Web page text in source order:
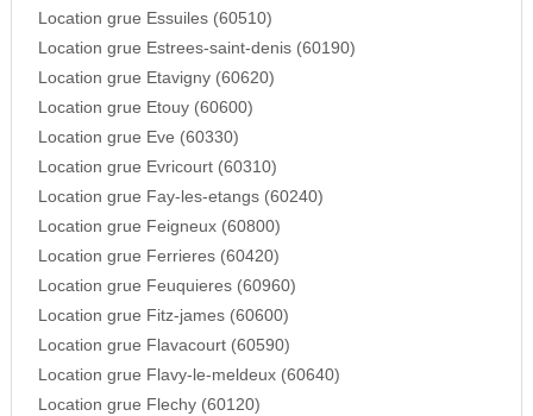
Location grue Essuiles (60510)
Location grue Estrees-saint-denis (60190)
Location grue Etavigny (60620)
Location grue Etouy (60600)
Location grue Eve (60330)
Location grue Evricourt (60310)
Location grue Fay-les-etangs (60240)
Location grue Feigneux (60800)
Location grue Ferrieres (60420)
Location grue Feuquieres (60960)
Location grue Fitz-james (60600)
Location grue Flavacourt (60590)
Location grue Flavy-le-meldeux (60640)
Location grue Flechy (60120)